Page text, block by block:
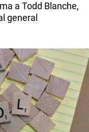
a Todd Blanche,
general